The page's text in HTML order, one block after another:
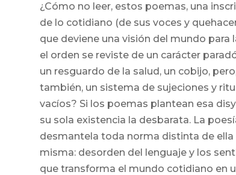
¿Cómo no leer, estos poemas, una
de lo cotidiano (de sus voces y
que deviene una visión del mundo para
el orden se reviste de un carácter
un resguardo de la salud, un cobijo,
también, un sistema de sujeciones y
vacíos? Si los poemas plantean esa
su sola existencia la desbarata. La
desmantela toda norma distinta de ella
misma: desorden del lenguaje y los
que transforma el mundo cotidiano en